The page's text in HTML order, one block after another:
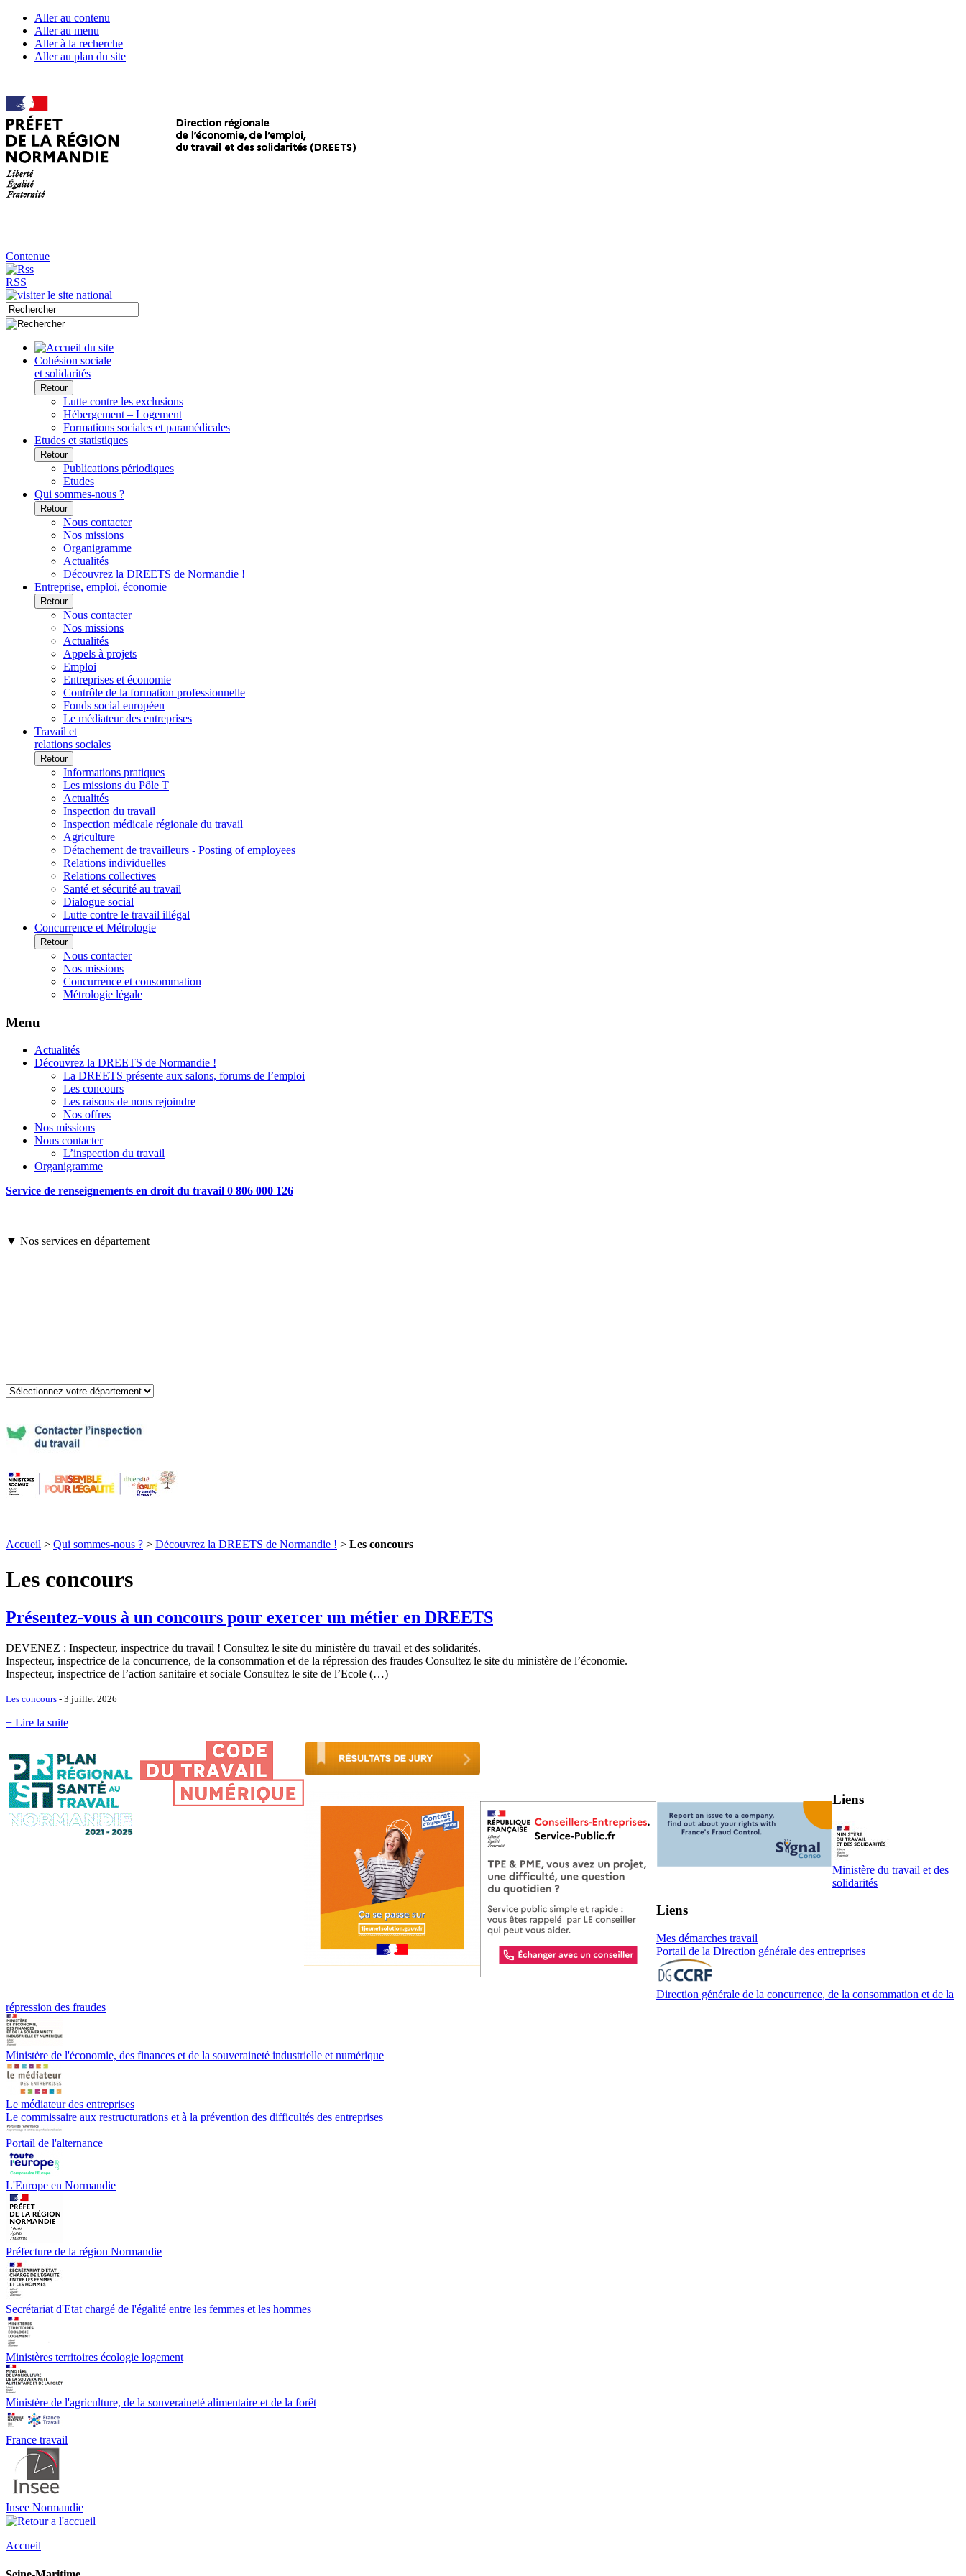
Aller au contenu
Aller au menu
Aller à la recherche
Aller au plan du site
Contenue
RSS
Cohésion sociale
et solidarités
Retour
Lutte contre les exclusions
Hébergement – Logement
Formations sociales et paramédicales
Etudes et statistiques
Retour
Publications périodiques
Etudes
Qui sommes-nous ?
Retour
Nous contacter
Nos missions
Organigramme
Actualités
Découvrez la DREETS de Normandie !
Entreprise, emploi, économie
Retour
Nous contacter
Nos missions
Actualités
Appels à projets
Emploi
Entreprises et économie
Contrôle de la formation professionnelle
Fonds social européen
Le médiateur des entreprises
Travail et
relations sociales
Retour
Informations pratiques
Les missions du Pôle T
Actualités
Inspection du travail
Inspection médicale régionale du travail
Agriculture
Détachement de travailleurs - Posting of employees
Relations individuelles
Relations collectives
Santé et sécurité au travail
Dialogue social
Lutte contre le travail illégal
Concurrence et Métrologie
Retour
Nous contacter
Nos missions
Concurrence et consommation
Métrologie légale
Menu
Actualités
Découvrez la DREETS de Normandie !
La DREETS présente aux salons, forums de l’emploi
Les concours
Les raisons de nous rejoindre
Nos offres
Nos missions
Nous contacter
L’inspection du travail
Organigramme
Service de renseignements en droit du travail 0 806 000 126
▼ Nos services en département
Accueil > Qui sommes-nous ? > Découvrez la DREETS de Normandie ! > Les concours
Les concours
Présentez-vous à un concours pour exercer un métier en DREETS
DEVENEZ : Inspecteur, inspectrice du travail ! Consultez le site du ministère du travail et des solidarités.
Inspecteur, inspectrice de la concurrence, de la consommation et de la répression des fraudes Consultez le site du ministère de l’économie.
Inspecteur, inspectrice de l’action sanitaire et sociale Consultez le site de l’Ecole (…)
Les concours - 3 juillet 2026
+ Lire la suite
Liens
Ministère du travail et des
solidarités
Liens
Mes démarches travail
Portail de la Direction générale des entreprises
Direction générale de la concurrence, de la consommation et de la
répression des fraudes
Ministère de l'économie, des finances et de la souveraineté industrielle et numérique
Le médiateur des entreprises
Le commissaire aux restructurations et à la prévention des difficultés des entreprises
Portail de l'alternance
L'Europe en Normandie
Préfecture de la région Normandie
Secrétariat d'Etat chargé de l'égalité entre les femmes et les hommes
Ministères territoires écologie logement
Ministère de l'agriculture, de la souveraineté alimentaire et de la forêt
France travail
Insee Normandie
Accueil